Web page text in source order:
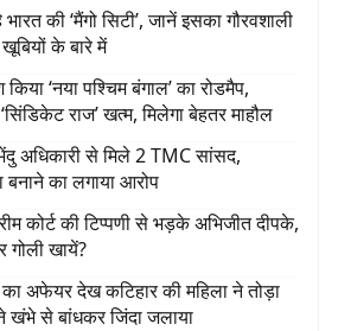
की ‘मैंगो सिटी’, जानें इसका गौरवशाली
के बारे में
‘नया पश्चिम बंगाल’ का रोडमैप,
राज’ खत्म, मिलेगा बेहतर माहौल
अधिकारी से मिले 2 TMC सांसद,
बनाने का लगाया आरोप
कोर्ट की टिप्पणी से भड़के अभिजीत दीपके,
गोली खायें?
का अफेयर देख कटिहार की महिला ने तोड़ा
खंभे से बांधकर जिंदा जलाया